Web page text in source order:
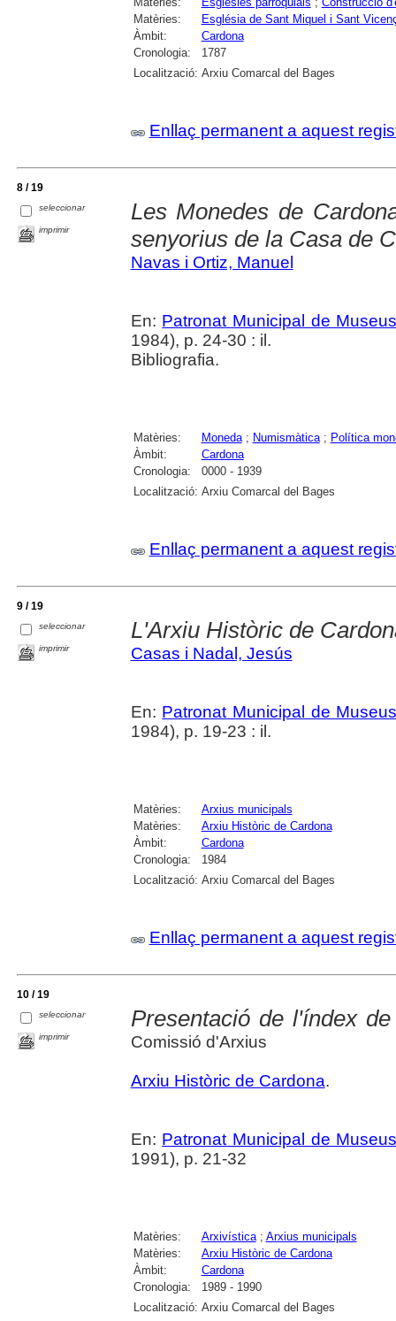
Matèries:
Església de Sant Miquel i Sant
Àmbit:
Cardona
Cronologia:
1787
Localització: Arxiu Comarcal del Bages
Enllaç permanent a aquest
8 / 19
seleccionar
imprimir
Les Monedes de
senyorius de la Casa de
Navas i Ortiz, Manuel
En: Patronat Municipal de
1984), p. 24-30 : il.
Bibliografia.
Matèries: Moneda; Numismàtica; Política
Àmbit:
Cardona
Cronologia:
0000 - 1939
Localització: Arxiu Comarcal del Bages
Enllaç permanent a aquest
9 / 19
seleccionar
imprimir
L'Arxiu Històric de
Casas i Nadal, Jesús
En: Patronat Municipal de
1984), p. 19-23 : il.
Matèries:
Arxius municipals
Matèries:
Arxiu Històric de Cardona
Àmbit:
Cardona
Cronologia:
1984
Localització: Arxiu Comarcal del Bages
Enllaç permanent a aquest
10 / 19
seleccionar
imprimir
Presentació de l'índex
Comissió d'Arxius
Arxiu Històric de Cardona.
En: Patronat Municipal de
1991), p. 21-32
Matèries: Arxivística; Arxius municipals
Matèries:
Arxiu Històric de Cardona
Àmbit:
Cardona
Cronologia:
1989 - 1990
Localització: Arxiu Comarcal del Bages